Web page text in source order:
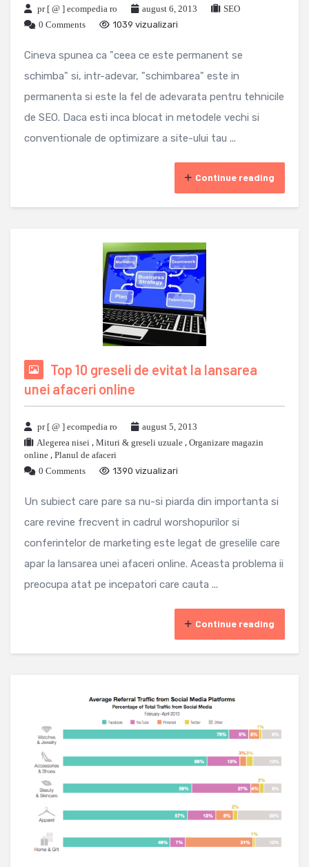
pr [ @ ] ecompedia ro august 6, 2013
SEO
0 Comments
1039 vizualizari
Cineva spunea ca "ceea ce este permanent se
schimba" si, intr-adevar, "schimbarea" este in
permanenta si este la fel de adevarata pentru tehnicile
de SEO. Daca esti inca blocat in metodele vechi si
conventionale de optimizare a site-ului tau ...
Continue reading
Top 10 greseli de evitat la lansarea
unei afaceri online
pr [ @ ] ecompedia ro
august 5, 2013
Alegerea nisei , Mituri & greseli uzuale , Organizare magazin
online , Planul de afaceri
0 Comments
1390 vizualizari
Un subiect care pare sa nu-si piarda din importanta si
care revine frecvent in cadrul worshopurilor si
conferintelor de marketing este legat de greselile care
apar la lansarea unei afaceri online. Aceasta problema ii
preocupa atat pe incepatori care cauta ...
Continue reading